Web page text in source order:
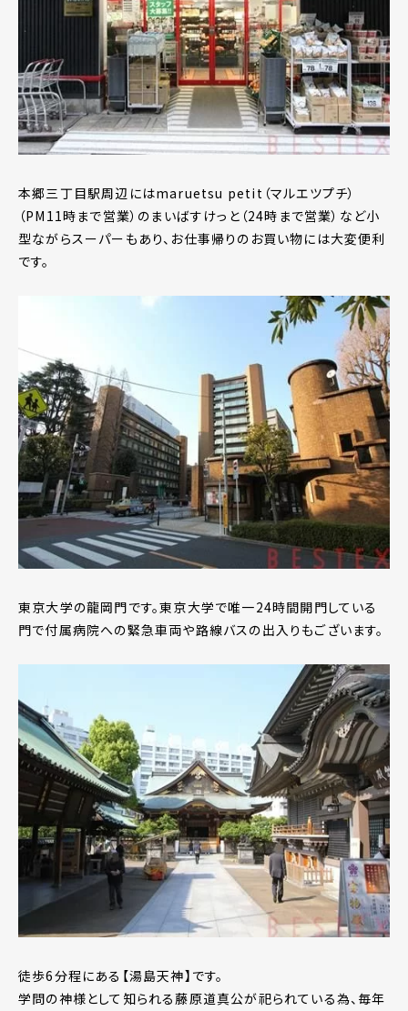
本郷三丁目駅周辺にはmaruetsu petit（マルエツプチ）
（PM11時まで営業）のまいばすけっと（24時まで営業）など小
型ながらスーパーもあり、お仕事帰りのお買い物には大変便利
です。
東京大学の龍岡門です。東京大学で唯一24時間開門している
門で付属病院への緊急車両や路線バスの出入りもございます。
徒歩6分程にある【湯島天神】です。
学問の神様として知られる藤原道真公が祀られている為、毎年